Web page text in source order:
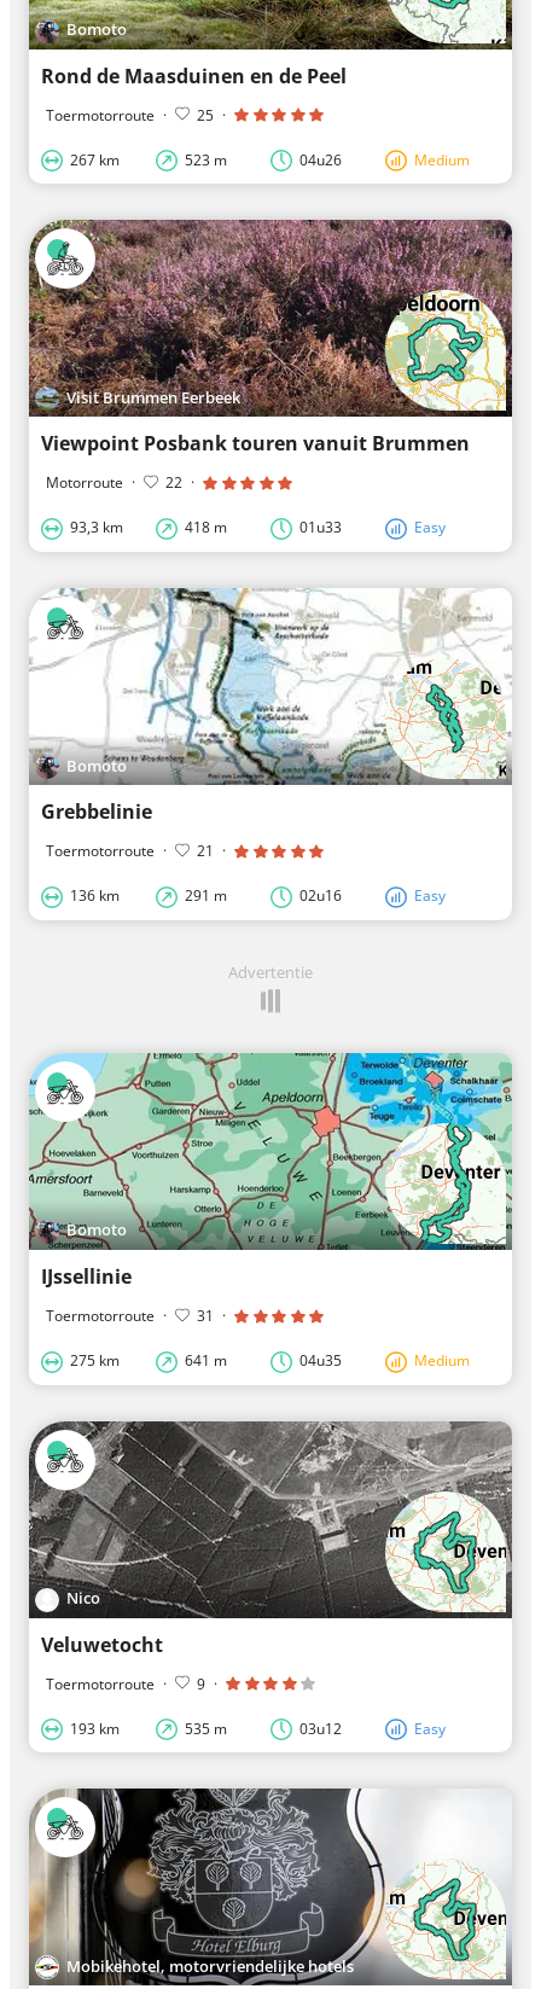
Bomoto
Rond de Maasduinen en de Peel
Toermotorroute · 25 ·
267 km 523 m 04u26 Medium
Visit Brummen Eerbeek
Viewpoint Posbank touren vanuit Brummen
Motorroute · 22 ·
93,3 km 418 m 01u33 Easy
Bomoto
Grebbelinie
Toermotorroute · 21 ·
136 km 291 m 02u16 Easy
Advertentie
Bomoto
IJssellinie
Toermotorroute · 31 ·
275 km 641 m 04u35 Medium
Nico
Veluwetocht
Toermotorroute · 9 ·
193 km 535 m 03u12 Easy
Mobikehotel, motorvriendelijke hotels